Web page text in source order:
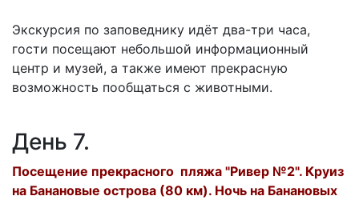
Экскурсия по заповеднику идёт два-три часа,
гости посещают небольшой информационный
центр и музей, а также имеют прекрасную
возможность пообщаться с животными.
День 7.
Посещение прекрасного пляжа "Ривер №2". Круиз
на Банановые острова (80 км). Ночь на Банановых